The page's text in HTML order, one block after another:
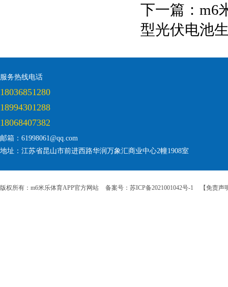
下一篇： m6
型光伏电池
服务热线电话
18036851280
18994301288
18068407382
邮箱：61998061@qq.com
地址：江苏省昆山市前进西路华润万象汇商业中心2幢1908室
版权所有：m6米乐体育APP官方网站 备案号：苏ICP备2021001042号-1 【免责声